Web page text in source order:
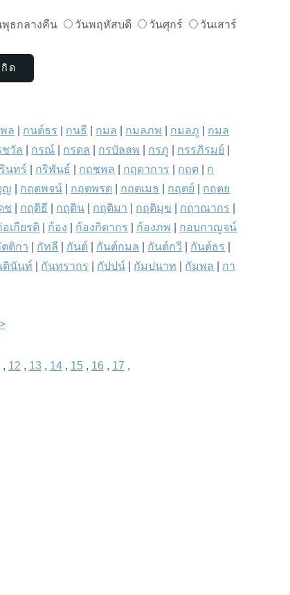
พุธกลางคืน วันพฤหัสบดี วันศุกร์ วันเสาร์
ล กนต์ธร กนธี กมล กมลภพ กมลภู
กมล
ชวัล กรณ์ กรดล กรบัลลพ กรภู กรรภิรมย์
นทร์ กริพันธ์ กฤชพล กฤดาการ กฤต
ก
ญ กฤตพจน์ กฤตพรต กฤตเมธ กฤตย์
กฤตย
ช กฤติธี กฤติน กฤติมา กฤติมุข กฤาณากร
อเกียรติ ก้อง ก้องกิดากร ก้องภพ
กอบกาญจน์
ติกา กัทลี กันต์ กันต์กมล กันต์กวี กันต์ธร
ตินันท์ กันทรากร กัปปน์ กัมปนาท กัมพล
กา
, 12 , 13, 14, 15, 16, 17 ,